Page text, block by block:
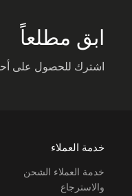
ابق مطلعاً
اشترك للحصول على
خدمة العملاء
خدمة العملاء الشحن
والاسترجاع